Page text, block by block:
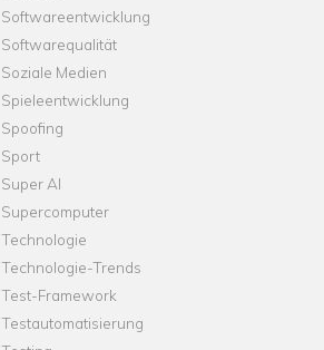
Softwareentwicklung
Softwarequalität
Soziale Medien
Spieleentwicklung
Spoofing
Sport
Super AI
Supercomputer
Technologie
Technologie-Trends
Test-Framework
Testautomatisierung